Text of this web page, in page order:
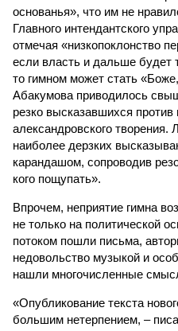
основанья», что им не
Главного интендантского
отмечая «низкопоклонство
если власть и дальше будет
то гимном может стать
Абакумова приводилось
резко высказавшихся
александровского
наиболее дерзких
карандашом, сопроводив
кого пощупать».
Впрочем, неприятие гимна
не только на политической
потоком пошли письма,
недовольство музыкой и
нашли многочисленные
«Опубликование текста
большим нетерпением, –